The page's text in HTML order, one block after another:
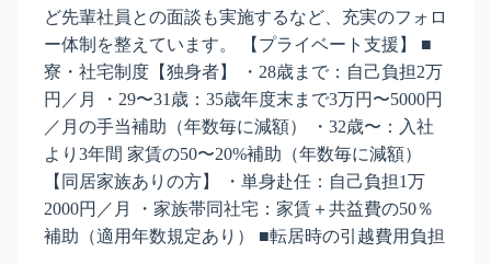
ど先輩社員との面談も実施するなど、充実のフォロ
ー体制を整えています。 【プライベート支援】 ■
寮・社宅制度【独身者】 ・28歳まで：自己負担2万
円／月 ・29〜31歳：35歳年度末まで3万円〜5000円
／月の手当補助（年数毎に減額） ・32歳〜：入社
より3年間 家賃の50〜20%補助（年数毎に減額）
【同居家族ありの方】 ・単身赴任：自己負担1万
2000円／月 ・家族帯同社宅：家賃＋共益費の50％
補助（適用年数規定あり） ■転居時の引越費用負担